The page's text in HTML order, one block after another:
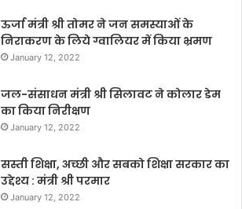
ऊर्जा मंत्री श्री तोमर ने जन समस्याओं के
निराकरण के लिये ग्वालियर में किया भ्रमण
January 12, 2022
जल-संसाधन मंत्री श्री सिलावट ने कोलार डेम
का किया निरीक्षण
January 12, 2022
सस्ती शिक्षा, अच्छी और सबको शिक्षा सरकार का
उद्देश्य : मंत्री श्री परमार
January 12, 2022